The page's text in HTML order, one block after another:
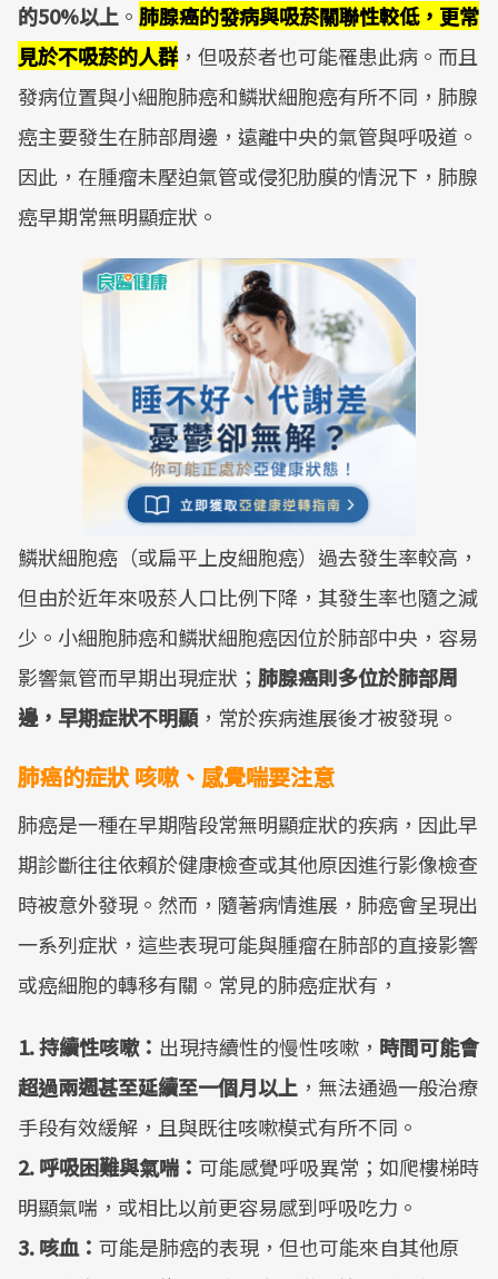
的50%以上 。 肺腺癌的發病與吸菸關聯性較低，更常
見於不吸菸的人群，但吸菸者也可能罹患此病。而且
發病位置與小細胞肺癌和鱗狀細胞癌有所不同，肺腺
癌主要發生在肺部周邊，遠離中央的氣管與呼吸道。
因此，在腫瘤未壓迫氣管或侵犯肋膜的情況下，肺腺
癌早期常無明顯症狀。
鱗狀細胞癌（或扁平上皮細胞癌）過去發生率較高，
但由於近年來吸菸人口比例下降，其發生率也隨之減
少。小細胞肺癌和鱗狀細胞癌因位於肺部中央，容易
影響氣管而早期出現症狀； 肺腺癌則多位於肺部周
邊，早期症狀不明顯 ，常於疾病進展後才被發現。
肺癌的症狀 咳嗽、感覺喘要注意
肺癌是一種在早期階段常無明顯症狀的疾病，因此早
期診斷往往依賴於健康檢查或其他原因進行影像檢查
時被意外發現。然而，隨著病情進展，肺癌會呈現出
一系列症狀，這些表現可能與腫瘤在肺部的直接影響
或癌細胞的轉移有關。常見的肺癌症狀有，
1. 持續性咳嗽： 出現持續性的慢性咳嗽， 時間可能會
超過兩週甚至延續至一個月以上 ，無法通過一般治療
手段有效緩解，且與既往咳嗽模式有所不同。
2. 呼吸困難與氣喘： 可能感覺呼吸異常；如爬樓梯時
明顯氣喘，或相比以前更容易感到呼吸吃力。
3. 咳血： 可能是肺癌的表現，但也可能來自其他原